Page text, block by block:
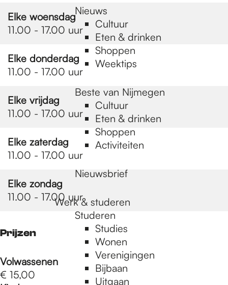
Nieuws
Cultuur
Eten & drinken
Shoppen
Weektips
Beste van Nijmegen
Cultuur
Eten & drinken
Shoppen
Activiteiten
Nieuwsbrief
Werk & studeren
Studeren
Studies
Wonen
Verenigingen
Bijbaan
Uitgaan
Elke woensdag
11.00 - 17.00 uur
Elke donderdag
11.00 - 17.00 uur
Elke vrijdag
11.00 - 17.00 uur
Elke zaterdag
11.00 - 17.00 uur
Elke zondag
11.00 - 17.00 uur
Prijzen
Volwassenen
€ 15,00